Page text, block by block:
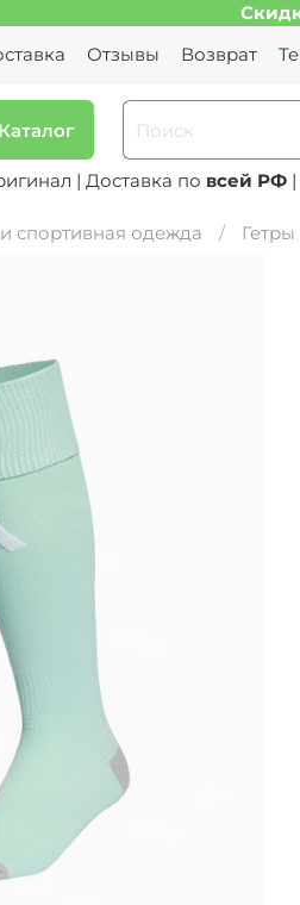
Отзывы Возврат
Каталог
| Доставка по всей РФ
спортивная одежда Гетры